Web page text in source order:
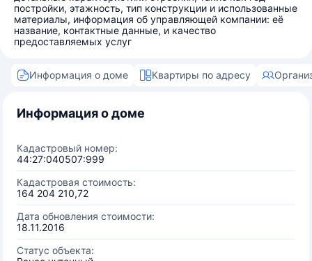
постройки, этажность, тип конструкции и использованные
материалы, информация об управляющей компании: её
название, контактные данные, и качество
предоставляемых услуг
Информация о доме Квартиры по адресу
Информация о доме
Кадастровый номер:
44:27:040507:999
Кадастровая стоимость:
164 204 210,72
Дата обновления стоимости:
18.11.2016
Статус объекта: